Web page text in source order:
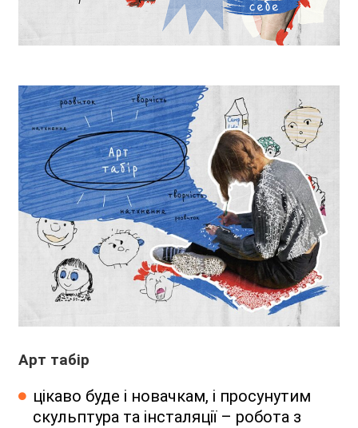
Арт табір
цікаво буде і новачкам, і просунутим
скульптура та інсталяції – робота з